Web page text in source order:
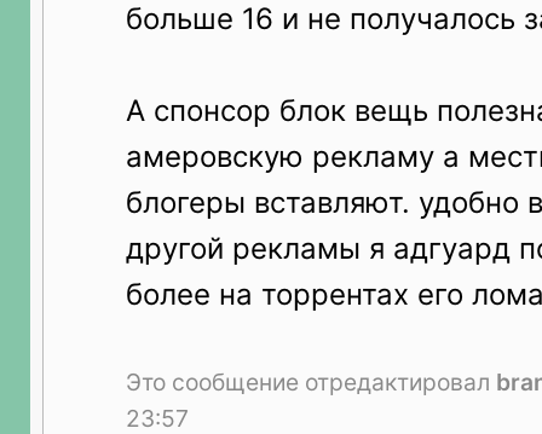
больше 16 и не получалось
А спонсор блок вещь
амеровскую рекламу а
блогеры вставляют. удобно
другой рекламы я адгуард
более на торрентах его
Это сообщение отредактировал
23:57